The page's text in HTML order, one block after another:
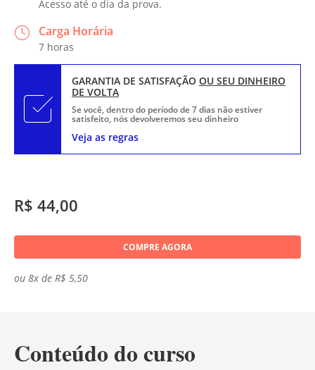
R$ 44,00
COMPRE AGORA
ou 8x de R$ 5,50
Acesso até o dia da prova.
Carga Horária
7 horas
GARANTIA DE SATISFAÇÃO OU SEU DINHEIRO
DE VOLTA
Se você, dentro do período de 7 dias não estiver
satisfeito, nós devolveremos seu dinheiro
Veja as regras
Conteúdo do curso